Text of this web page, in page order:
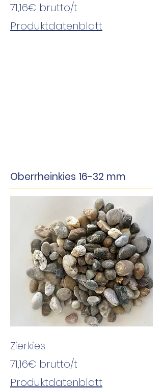
71,16€ brutto/t
Produktdatenblatt
Oberrheinkies 16-32 mm
Zierkies
71,16€ brutto/t
Produktdatenblatt